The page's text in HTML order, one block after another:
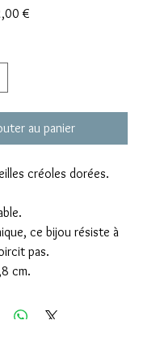
€
au panier
créoles dorées.
ce bijou résiste à
pas.
cm.